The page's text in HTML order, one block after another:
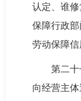
认定、谁
保障行政
劳动保障信
第二
向经营主